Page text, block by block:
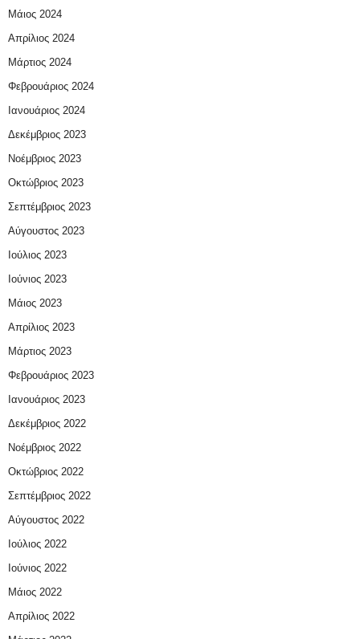
Μάιος 2024
Απρίλιος 2024
Μάρτιος 2024
Φεβρουάριος 2024
Ιανουάριος 2024
Δεκέμβριος 2023
Νοέμβριος 2023
Οκτώβριος 2023
Σεπτέμβριος 2023
Αύγουστος 2023
Ιούλιος 2023
Ιούνιος 2023
Μάιος 2023
Απρίλιος 2023
Μάρτιος 2023
Φεβρουάριος 2023
Ιανουάριος 2023
Δεκέμβριος 2022
Νοέμβριος 2022
Οκτώβριος 2022
Σεπτέμβριος 2022
Αύγουστος 2022
Ιούλιος 2022
Ιούνιος 2022
Μάιος 2022
Απρίλιος 2022